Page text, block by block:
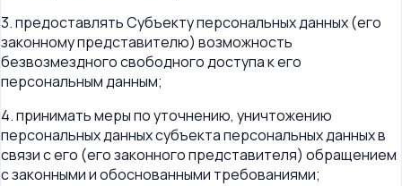
3. предоставлять Субъекту персональных данных (его
законному представителю) возможность
безвозмездного свободного доступа к его
персональным данным;
4. принимать меры по уточнению, уничтожению
персональных данных субъекта персональных данных в
связи с его (его законного представителя) обращением
с законными и обоснованными требованиями;